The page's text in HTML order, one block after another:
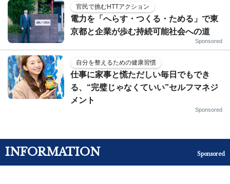
官民で挑むHTTアクション
電力を「へらす・つくる・ためる」で東
京都と企業が歩む持続可能社会への道
Sponsored
自分を整えるための健康習慣
仕事に家事と慌ただしい毎日でもでき
る、“完璧じゃなくていい”セルフマネジ
メント
Sponsored
INFORMATION Sponsored